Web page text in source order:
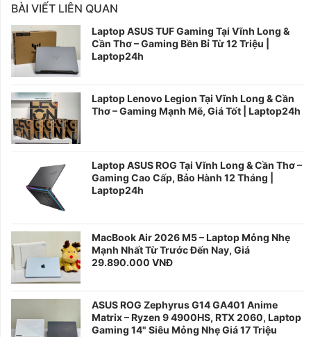
BÀI VIẾT LIÊN QUAN
Laptop ASUS TUF Gaming Tại Vĩnh Long &
Cần Thơ – Gaming Bền Bỉ Từ 12 Triệu |
Laptop24h
Laptop Lenovo Legion Tại Vĩnh Long & Cần
Thơ – Gaming Mạnh Mẽ, Giá Tốt | Laptop24h
Laptop ASUS ROG Tại Vĩnh Long & Cần Thơ –
Gaming Cao Cấp, Bảo Hành 12 Tháng |
Laptop24h
MacBook Air 2026 M5 – Laptop Mỏng Nhẹ
Mạnh Nhất Từ Trước Đến Nay, Giá
29.890.000 VNĐ
ASUS ROG Zephyrus G14 GA401 Anime
Matrix – Ryzen 9 4900HS, RTX 2060, Laptop
Gaming 14" Siêu Mỏng Nhẹ Giá 17 Triệu